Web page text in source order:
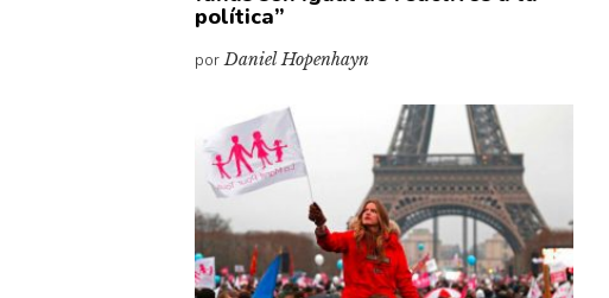
política”
porDaniel Hopenhayn